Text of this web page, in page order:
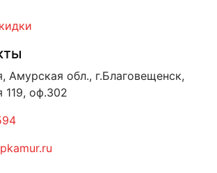
Амурская обл., г.Благовещенск,
119, оф.302